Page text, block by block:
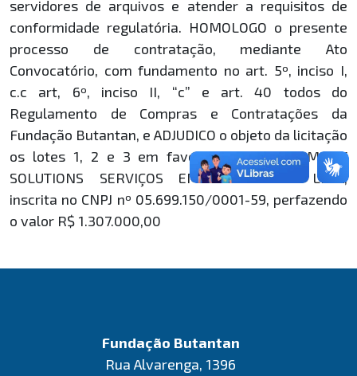
servidores de arquivos e atender a requisitos de
conformidade regulatória. HOMOLOGO o presente
processo de contratação, mediante Ato
Convocatório, com fundamento no art. 5º, inciso I,
c.c art, 6º, inciso II, “c” e art. 40 todos do
Regulamento de Compras e Contratações da
Fundação Butantan, e ADJUDICO o objeto da licitação
os lotes 1, 2 e 3 em favor da empresa EM2 IT
SOLUTIONS SERVIÇOS EM TECNOLOGIA LTDA,
inscrita no CNPJ nº 05.699.150/0001-59, perfazendo
o valor R$ 1.307.000,00
Fundação Butantan
Rua Alvarenga, 1396